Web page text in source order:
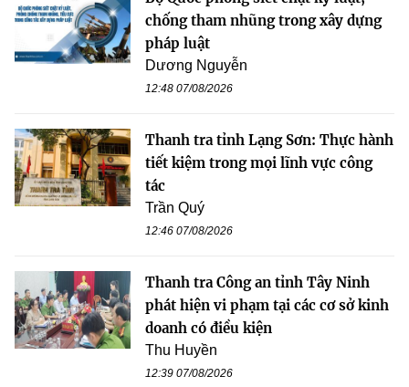
chống tham nhũng trong xây dựng
pháp luật
Dương Nguyễn
12:48 07/08/2026
Thanh tra tỉnh Lạng Sơn: Thực hành
tiết kiệm trong mọi lĩnh vực công
tác
Trần Quý
12:46 07/08/2026
Thanh tra Công an tỉnh Tây Ninh
phát hiện vi phạm tại các cơ sở kinh
doanh có điều kiện
Thu Huyền
12:39 07/08/2026